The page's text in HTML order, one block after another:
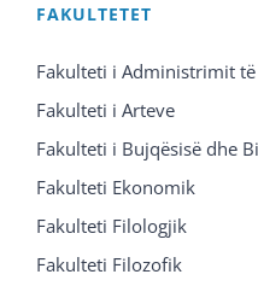
FAKULTETET
Fakulteti i Administrimit
Fakulteti i Arteve
Fakulteti i Bujqësisë dhe
Fakulteti Ekonomik
Fakulteti Filologjik
Fakulteti Filozofik